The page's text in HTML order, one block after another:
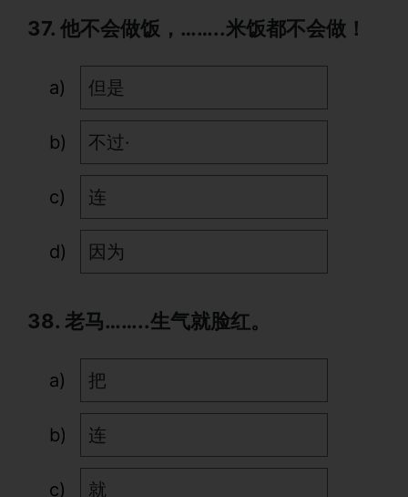
37. 他不会做饭，……..米饭都不会做！
但是
不过·
连
因为
38. 老马……..生气就脸红。
把
连
就